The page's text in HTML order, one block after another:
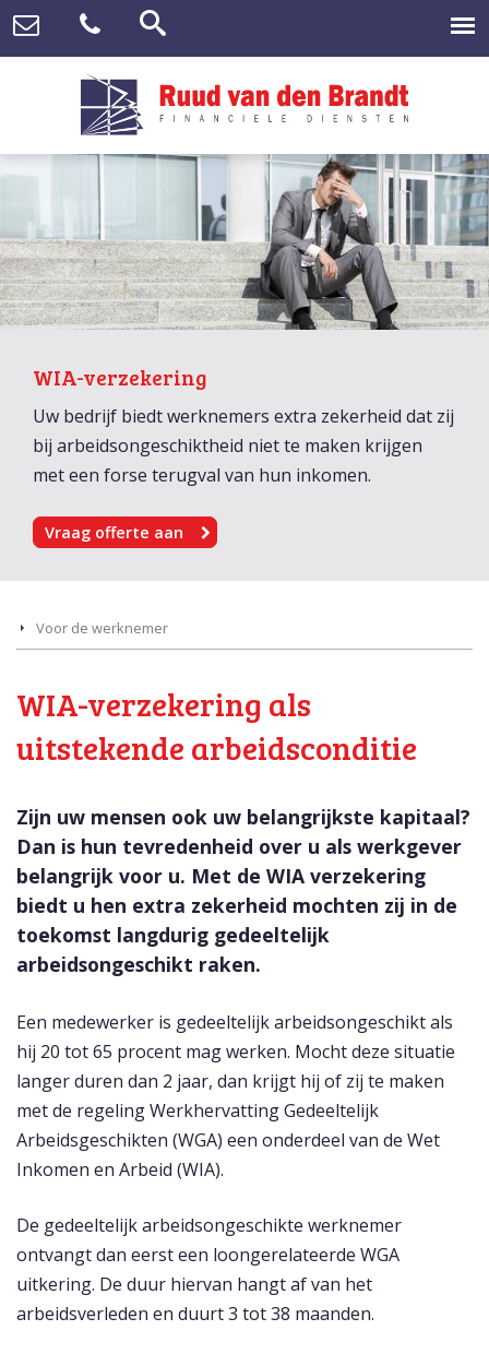
WIA-verzekering
Uw bedrijf biedt werknemers extra zekerheid dat zij
bij arbeidsongeschiktheid niet te maken krijgen
met een forse terugval van hun inkomen.
Vraag offerte aan
Voor de werknemer
WIA-verzekering als
uitstekende arbeidsconditie
Zijn uw mensen ook uw belangrijkste kapitaal?
Dan is hun tevredenheid over u als werkgever
belangrijk voor u. Met de WIA verzekering
biedt u hen extra zekerheid mochten zij in de
toekomst langdurig gedeeltelijk
arbeidsongeschikt raken.
Een medewerker is gedeeltelijk arbeidsongeschikt als
hij 20 tot 65 procent mag werken. Mocht deze situatie
langer duren dan 2 jaar, dan krijgt hij of zij te maken
met de regeling Werkhervatting Gedeeltelijk
Arbeidsgeschikten (WGA) een onderdeel van de Wet
Inkomen en Arbeid (WIA).
De gedeeltelijk arbeidsongeschikte werknemer
ontvangt dan eerst een loongerelateerde WGA
uitkering. De duur hiervan hangt af van het
arbeidsverleden en duurt 3 tot 38 maanden.